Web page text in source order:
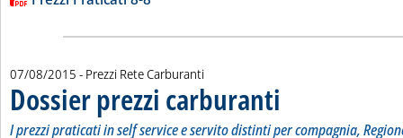
07/08/2015 - Prezzi Rete Carburanti
Dossier prezzi carburanti
I prezzi praticati in self service e servito distinti per compagnia,